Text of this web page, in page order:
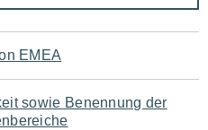
EMEA
sowie Benennung der